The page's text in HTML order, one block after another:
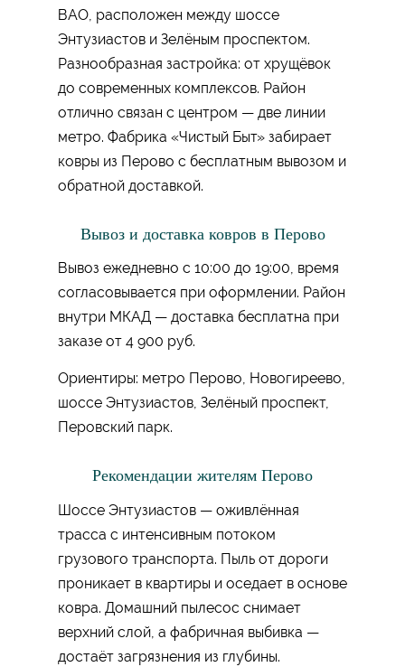
ВАО, расположен между шоссе
Энтузиастов и Зелёным проспектом.
Разнообразная застройка: от хрущёвок
до современных комплексов. Район
отлично связан с центром — две линии
метро. Фабрика «Чистый Быт» забирает
ковры из Перово с бесплатным вывозом и
обратной доставкой.
Вывоз и доставка ковров в Перово
Вывоз ежедневно с 10:00 до 19:00, время
согласовывается при оформлении. Район
внутри МКАД — доставка бесплатна при
заказе от 4 900 руб.
Ориентиры: метро Перово, Новогиреево,
шоссе Энтузиастов, Зелёный проспект,
Перовский парк.
Рекомендации жителям Перово
Шоссе Энтузиастов — оживлённая
трасса с интенсивным потоком
грузового транспорта. Пыль от дороги
проникает в квартиры и оседает в основе
ковра. Домашний пылесос снимает
верхний слой, а фабричная выбивка —
достаёт загрязнения из глубины.